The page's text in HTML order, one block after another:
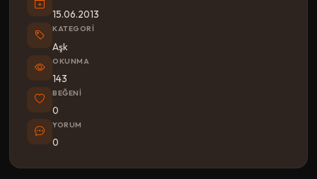
15.06.2013
KATEGORI
Aşk
OKUNMA
143
BEĞENI
0
YORUM
0